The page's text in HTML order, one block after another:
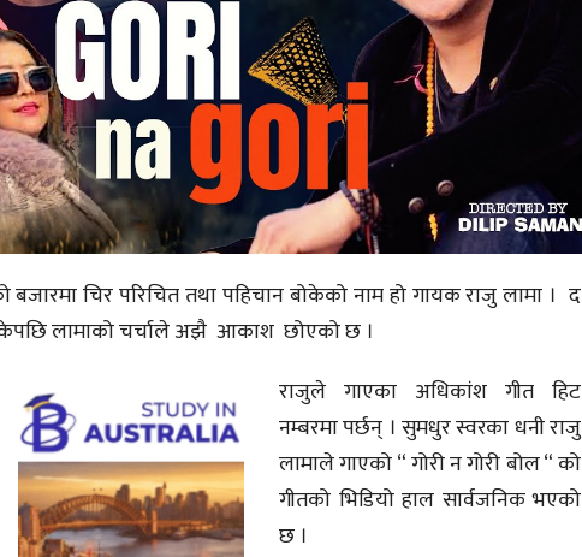
बजारमा चिर परिचित तथा पहिचान बोकेको नाम हो गायक राजु लामा । द
लामाको चर्चाले अझै आकाश छोएको छ ।
राजुले गाएका अधिकांश गीत हिट
नम्बरमा पर्छन् । सुमधुर स्वरका धनी राजु
लामाले गाएको “ गोरी न गोरी बोल “ को
गीतको भिडियो हाल सार्वजनिक भएको
छ ।